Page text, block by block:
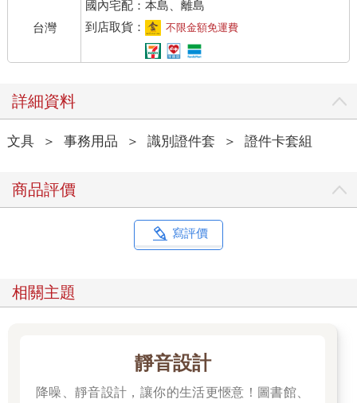
台灣
國內宅配：本島、離島
到店取貨：
不限金額免運費
詳細資料
文具 ＞ 事務用品 ＞ 識別證件套 ＞ 證件卡套組
商品評價
寫評價
相關主題
靜音設計
降噪、靜音設計，讓你的生活更愜意！圖書館、